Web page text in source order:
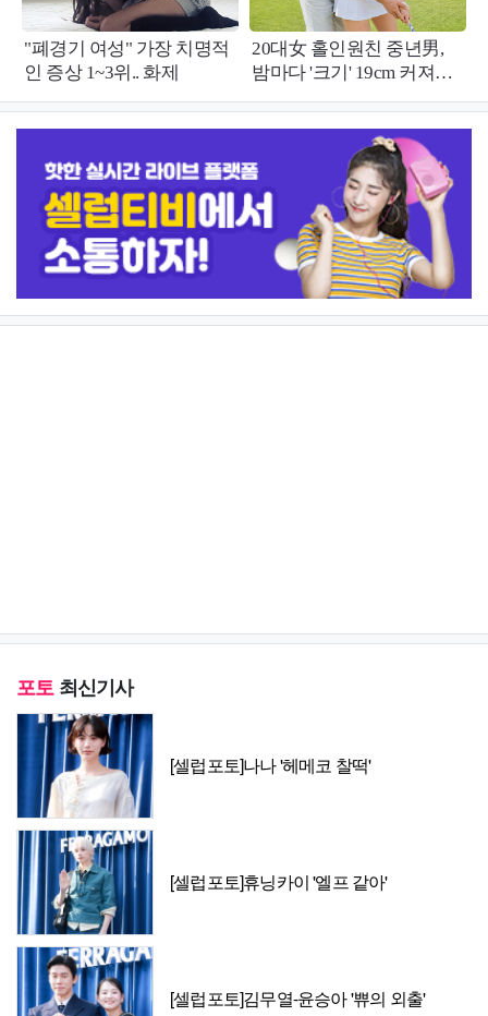
포토최신기사
[셀럽포토]나나 '헤메코 찰떡'
[셀럽포토]휴닝카이 '엘프 같아'
[셀럽포토]김무열-윤승아 '쀼의 외출'